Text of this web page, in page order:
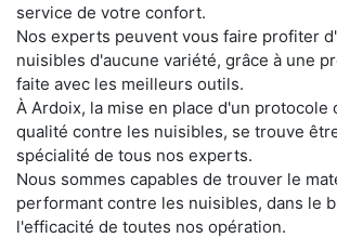
service de votre confort.
Nos experts peuvent vous faire profiter
nuisibles d'aucune variété, grâce à une
faite avec les meilleurs outils.
À Ardoix, la mise en place d'un protocole
qualité contre les nuisibles, se trouve
spécialité de tous nos experts.
Nous sommes capables de trouver le
performant contre les nuisibles, dans le
l'efficacité de toutes nos opération.